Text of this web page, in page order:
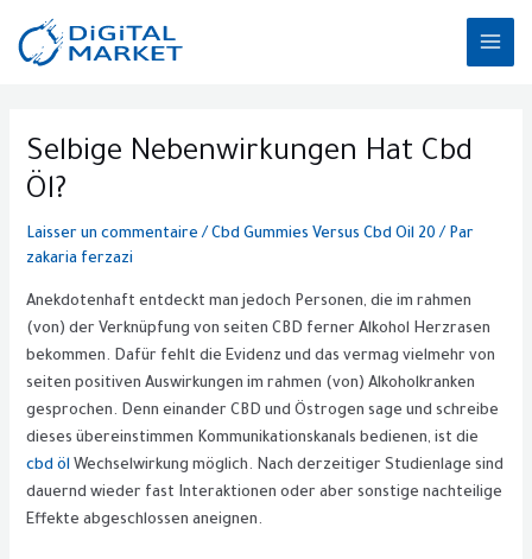
contenu
Selbige Nebenwirkungen Hat Cbd
Öl?
Laisser un commentaire /Cbd Gummies Versus Cbd Oil 20 / Par
zakaria ferzazi
Anekdotenhaft entdeckt man jedoch Personen, die im rahmen
(von) der Verknüpfung von seiten CBD ferner Alkohol Herzrasen
bekommen. Dafür fehlt die Evidenz und das vermag vielmehr von
seiten positiven Auswirkungen im rahmen (von) Alkoholkranken
gesprochen. Denn einander CBD und Östrogen sage und schreibe
dieses übereinstimmen Kommunikationskanals bedienen, ist die
cbd öl Wechselwirkung möglich. Nach derzeitiger Studienlage sind
dauernd wieder fast Interaktionen oder aber sonstige nachteilige
Effekte abgeschlossen aneignen.